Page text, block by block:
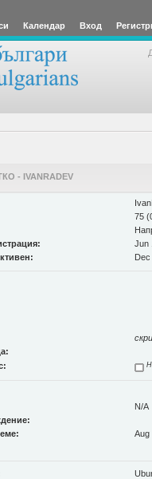
Календар Вход
- IVANRADEV
75
Jun
Dec
N/A
Aug